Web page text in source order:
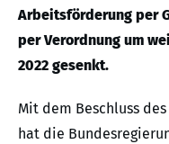
Arbeitsförderung per
per Verordnung um
2022 gesenkt.
Mit dem Beschluss
hat die